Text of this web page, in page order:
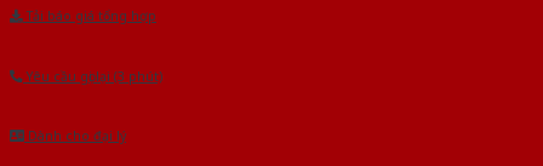
Tải báo giá tổng hợp
Yêu cầu gọi lại (3 phút)
Dành cho đại lý